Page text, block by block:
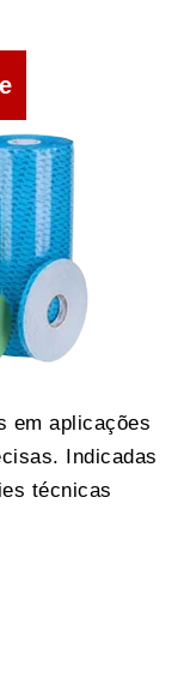
em aplicações
Indicadas
técnicas